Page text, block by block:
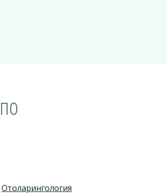
Отоларингология